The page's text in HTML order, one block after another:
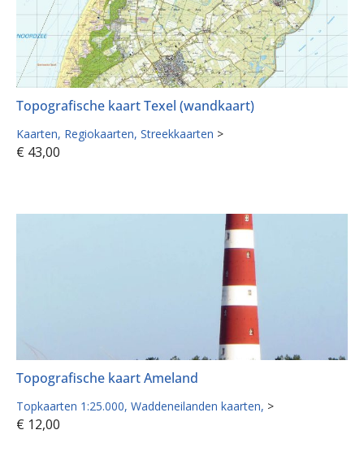
Topografische kaart Texel (wandkaart)
Kaarten Regiokaarten Streekkaarten >
€ 43,00
Topografische kaart Ameland
Topkaarten 1:25.000 Waddeneilanden kaarten >
€ 12,00